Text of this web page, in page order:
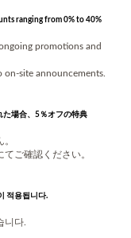
ranging from 0% to 40%
promotions and
on-site announcements.
た場合、5％オフの特典
ご確認ください。
적용됩니다.
니다.